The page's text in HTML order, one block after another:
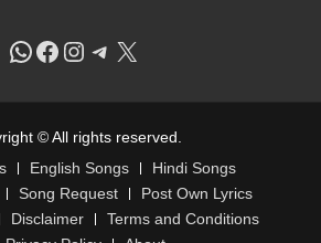
WhatsApp
Facebook
Instagram
Telegram
X
© All rights reserved.
English Songs
Hindi Songs
Song Request
Post Own Lyrics
Disclaimer
Terms and Conditions